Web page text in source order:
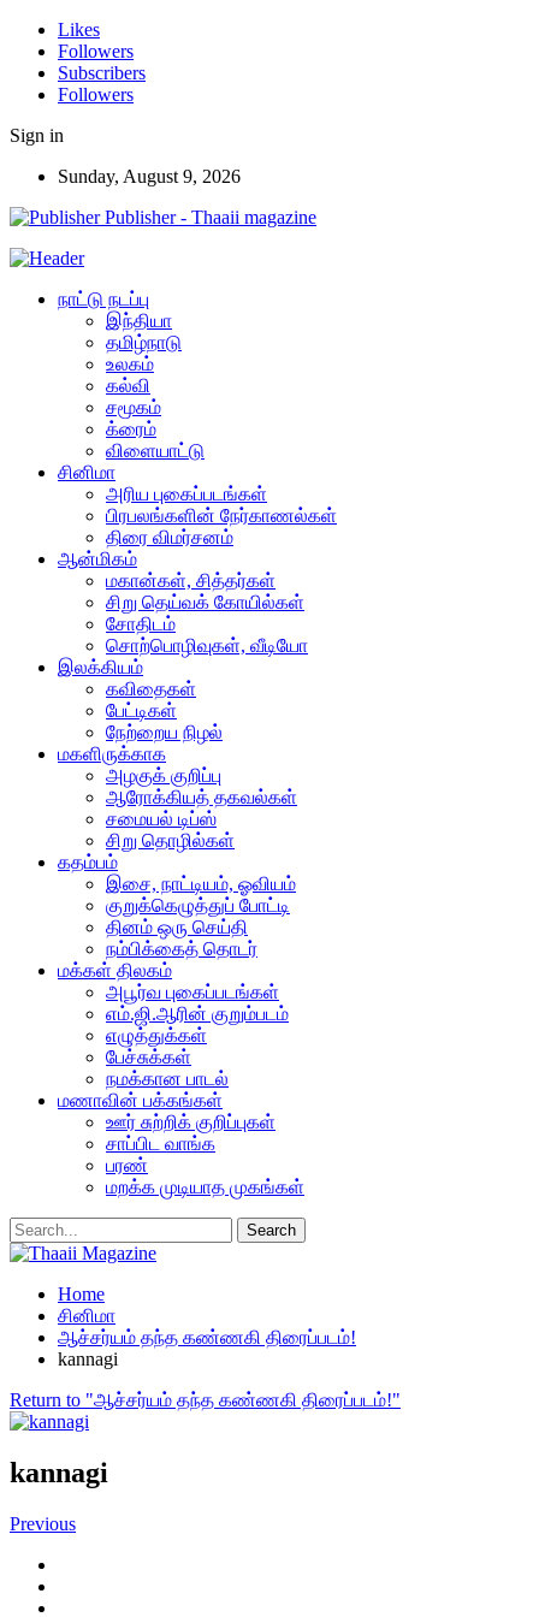
Likes
Followers
Subscribers
Followers
Sign in
Sunday, August 9, 2026
Publisher - Thaaii magazine
நாட்டு நடப்பு
இந்தியா
தமிழ்நாடு
உலகம்
கல்வி
சமூகம்
க்ரைம்
விளையாட்டு
சினிமா
அரிய புகைப்படங்கள்
பிரபலங்களின் நேர்காணல்கள்
திரை விமர்சனம்
ஆன்மிகம்
மகான்கள், சித்தர்கள்
சிறு தெய்வக் கோயில்கள்
சோதிடம்
சொற்பொழிவுகள், வீடியோ
இலக்கியம்
கவிதைகள்
பேட்டிகள்
நேற்றைய நிழல்
மகளிருக்காக
அழகுக் குறிப்பு
ஆரோக்கியத் தகவல்கள்
சமையல் டிப்ஸ்
சிறு தொழில்கள்
கதம்பம்
இசை, நாட்டியம், ஓவியம்
குறுக்கெழுத்துப் போட்டி
தினம் ஒரு செய்தி
நம்பிக்கைத் தொடர்
மக்கள் திலகம்
அபூர்வ புகைப்படங்கள்
எம்.ஜி.ஆரின் குறும்படம்
எழுத்துக்கள்
பேச்சுக்கள்
நமக்கான பாடல்
மணாவின் பக்கங்கள்
ஊர் சுற்றிக் குறிப்புகள்
சாப்பிட வாங்க
பரண்
மறக்க முடியாத முகங்கள்
Home
சினிமா
ஆச்சர்யம் தந்த கண்ணகி திரைப்படம்!
kannagi
Return to "ஆச்சர்யம் தந்த கண்ணகி திரைப்படம்!"
kannagi
Previous